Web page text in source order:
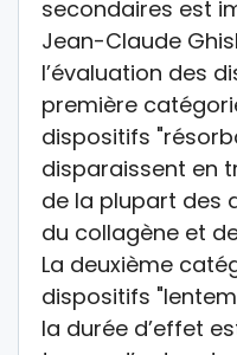
secondaires est
Jean-Claude
l’évaluation des
première
dispositifs
disparaissent en
de la plupart des
du collagène et
La deuxième
dispositifs
la durée d’effet